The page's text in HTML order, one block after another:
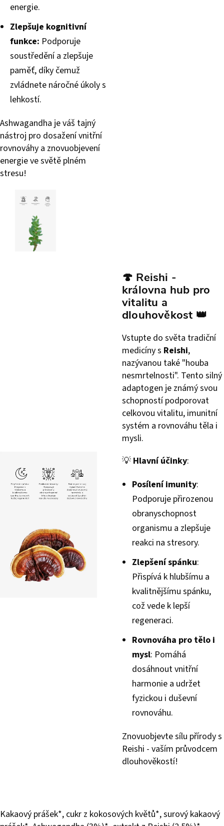
energie.
Zlepšuje kognitivní
funkce: Podporuje
soustředění a zlepšuje
paměť, díky čemuž
zvládnete náročné úkoly s
lehkostí.
Ashwagandha je váš tajný
nástroj pro dosažení vnitřní
rovnováhy a znovuobjevení
energie ve světě plném
stresu!
🍄 Reishi -
královna hub pro
vitalitu a
dlouhověkost 👑
Vstupte do světa tradiční
medicíny s Reishi,
nazývanou také "houba
nesmrtelnosti". Tento silný
adaptogen je známý svou
schopností podporovat
celkovou vitalitu, imunitní
systém a rovnováhu těla i
mysli.
💡 Hlavní účinky:
Posílení imunity:
Podporuje přirozenou
obranyschopnost
organismu a zlepšuje
reakci na stresory.
Zlepšení spánku:
Přispívá k hlubšímu a
kvalitnějšímu spánku,
což vede k lepší
regeneraci.
Rovnováha pro tělo i
mysl: Pomáhá
dosáhnout vnitřní
harmonie a udržet
fyzickou i duševní
rovnováhu.
Znovuobjevte sílu přírody s
Reishi - vaším průvodcem
dlouhověkostí!
Kakaový prášek*, cukr z kokosových květů*, surový kakaový